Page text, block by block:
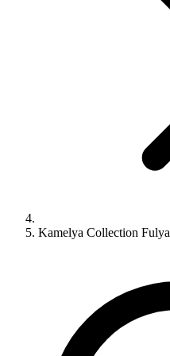
Kamelya Collection Fulya